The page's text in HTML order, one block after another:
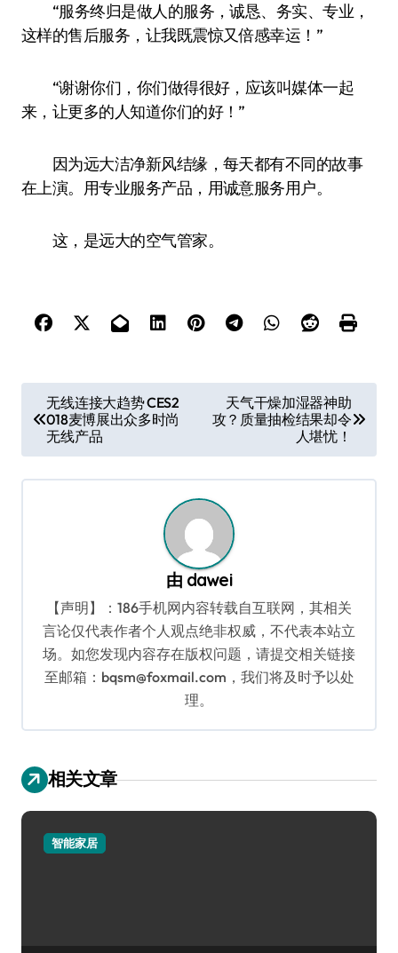
“服务终归是做人的服务，诚恳、务实、专业，
这样的售后服务，让我既震惊又倍感幸运！”
“谢谢你们，你们做得很好，应该叫媒体一起
来，让更多的人知道你们的好！”
因为远大洁净新风结缘，每天都有不同的故事
在上演。用专业服务产品，用诚意服务用户。
这，是远大的空气管家。
章
导
航
无线连接大趋势 CES2
018麦博展出众多时尚
无线产品
天气干燥加湿器神助
攻？质量抽检结果却令
人堪忧！
由 dawei
【声明】：186手机网内容转载自互联网，其相关
言论仅代表作者个人观点绝非权威，不代表本站立
场。如您发现内容存在版权问题，请提交相关链接
至邮箱：bqsm@foxmail.com，我们将及时予以处
理。
相关文章
智能家居